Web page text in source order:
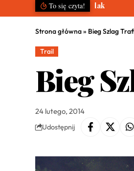
To się czyta! Salomon
Strona główna» Bieg Szlag
Trail
Bieg
24 lutego, 2014
Udostępnij